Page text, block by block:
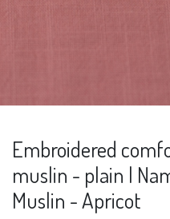
Embroidered
muslin - plain |
Muslin - Apricot